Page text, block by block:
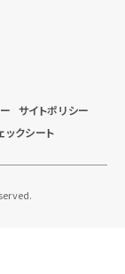
サイトポリシー
ックシート